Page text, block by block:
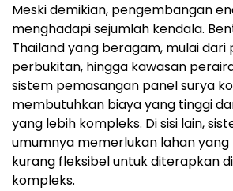
Meski demikian, pengembangan
menghadapi sejumlah kendala.
Thailand yang beragam, mulai dari
perbukitan, hingga kawasan
sistem pemasangan panel surya
membutuhkan biaya yang tinggi
yang lebih kompleks. Di sisi lain,
umumnya memerlukan lahan yang
kurang fleksibel untuk diterapkan
kompleks.